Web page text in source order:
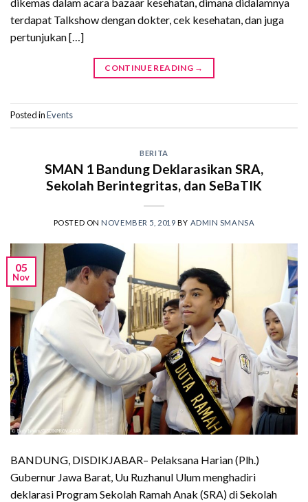
terdapat Talkshow dengan dokter, cek kesehatan, dan juga
pertunjukan […]
CONTINUE READING →
Posted inEvents
BERITA
SMAN 1 Bandung Deklarasikan SRA,
Sekolah Berintegritas, dan SeBaTIK
POSTED ON NOVEMBER 5, 2019 BY ADMIN SMANSA
05
Nov
BANDUNG, DISDIKJABAR– Pelaksana Harian (Plh.)
Gubernur Jawa Barat, Uu Ruzhanul Ulum menghadiri
deklarasi Program Sekolah Ramah Anak (SRA) di Sekolah